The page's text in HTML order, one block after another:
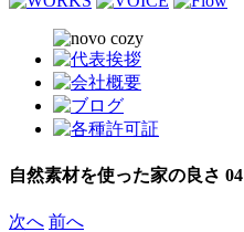
自然素材を使った家の良さ 04
次へ 前へ